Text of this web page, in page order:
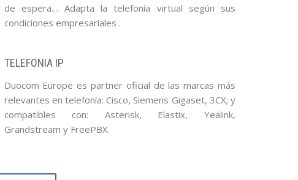
de espera… Adapta la telefonía virtual según sus
condiciones empresariales .
TELEFONIA IP
Duocom Europe es partner oficial de las marcas más
relevantes en telefonía: Cisco, Siemens Gigaset, 3CX; y
compatibles con: Asterisk, Elastix, Yealink,
Grandstream y FreePBX.